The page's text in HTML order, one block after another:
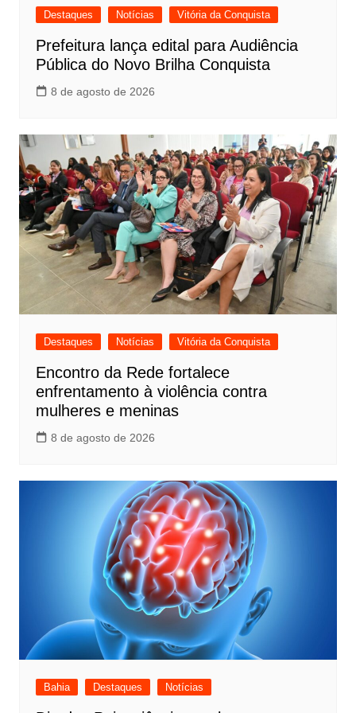
Destaques Notícias Vitória da Conquista
Prefeitura lança edital para Audiência
Pública do Novo Brilha Conquista
8 de agosto de 2026
Destaques Notícias Vitória da Conquista
Encontro da Rede fortalece
enfrentamento à violência contra
mulheres e meninas
8 de agosto de 2026
Bahia Destaques Notícias